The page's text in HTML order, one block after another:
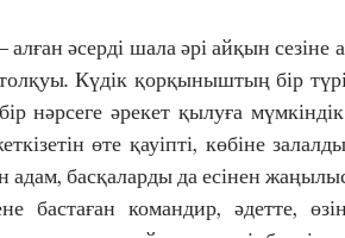
алған әсерді шала әрі айқын
Күдік қорқыныштың бір
нәрсеге әрекет қылуға
өте қауіпті, көбіне
адам, басқаларды да есінен
бастаған командир, әдетте,